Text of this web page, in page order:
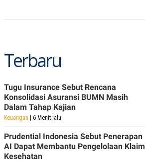
Terbaru
Tugu Insurance Sebut Rencana
Konsolidasi Asuransi BUMN Masih
Dalam Tahap Kajian
Keuangan | 6 Menit lalu
Prudential Indonesia Sebut Penerapan
AI Dapat Membantu Pengelolaan Klaim
Kesehatan